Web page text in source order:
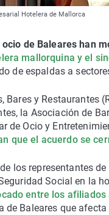
Hotelera de Mallorca
de Baleares han
mallorquina y el
de espaldas a
y Restaurantes
la Asociación de
de Ocio y
que el acuerdo se
los representantes
Social en la
entre los afiliados
Baleares que